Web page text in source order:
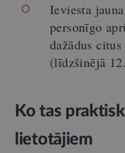
Ieviesta
personīgo
dažādus
(līdzšinējā
Ko tas
lietotājiem